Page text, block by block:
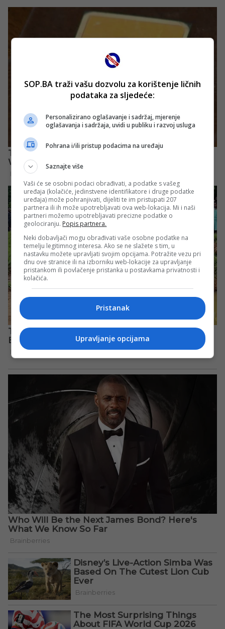
SOP.BA traži vašu dozvolu za korištenje ličnih
podataka za sljedeće:
Personalizirano oglašavanje i sadržaj, mjerenje
oglašavanja i sadržaja, uvidi u publiku i razvoj usluga
Pohrana i/ili pristup podacima na uređaju
Saznajte više
Vaši će se osobni podaci obrađivati, a podatke s vašeg
uređaja (kolačiće, jedinstvene identifikatore i druge podatke
uređaja) može pohranjivati, dijeliti te im pristupati 207
partnera ili ih može upotrebljavati ova web-lokacija. Mi i naši
partneri možemo upotrebljavati precizne podatke o
geolociranju. Popis partnera.
Neki dobavljači mogu obrađivati vaše osobne podatke na
temelju legitimnog interesa. Ako se ne slažete s tim, u
nastavku možete upravljati svojim opcijama. Potražite vezu pri
dnu ove stranice ili na izborniku web-lokacije za upravljanje
pristankom ili povlačenje pristanka u postavkama privatnosti i
kolačića.
Pristanak
Upravljanje opcijama